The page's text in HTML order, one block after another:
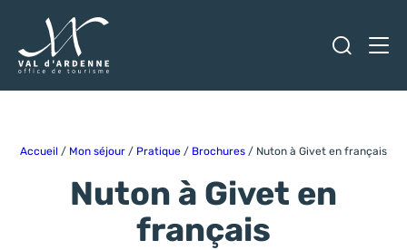
Accueil / Mon séjour / Pratique / Brochures / Nuton à Givet en français
Nuton à Givet en
français